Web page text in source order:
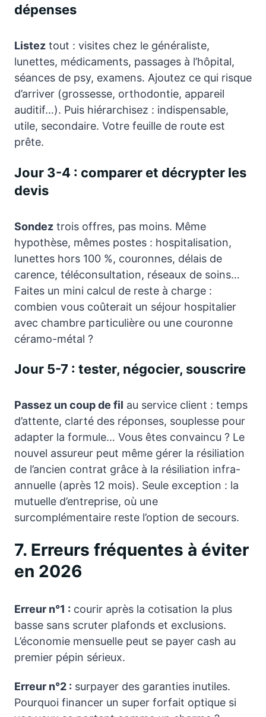
dépenses
Listez tout : visites chez le généraliste,
lunettes, médicaments, passages à l’hôpital,
séances de psy, examens. Ajoutez ce qui risque
d’arriver (grossesse, orthodontie, appareil
auditif…). Puis hiérarchisez : indispensable,
utile, secondaire. Votre feuille de route est
prête.
Jour 3-4 : comparer et décrypter les
devis
Sondez trois offres, pas moins. Même
hypothèse, mêmes postes : hospitalisation,
lunettes hors 100 %, couronnes, délais de
carence, téléconsultation, réseaux de soins…
Faites un mini calcul de reste à charge :
combien vous coûterait un séjour hospitalier
avec chambre particulière ou une couronne
céramo-métal ?
Jour 5-7 : tester, négocier, souscrire
Passez un coup de fil au service client : temps
d’attente, clarté des réponses, souplesse pour
adapter la formule… Vous êtes convaincu ? Le
nouvel assureur peut même gérer la résiliation
de l’ancien contrat grâce à la résiliation infra-
annuelle (après 12 mois). Seule exception : la
mutuelle d’entreprise, où une
surcomplémentaire reste l’option de secours.
7. Erreurs fréquentes à éviter
en 2026
Erreur n°1 : courir après la cotisation la plus
basse sans scruter plafonds et exclusions.
L’économie mensuelle peut se payer cash au
premier pépin sérieux.
Erreur n°2 : surpayer des garanties inutiles.
Pourquoi financer un super forfait optique si